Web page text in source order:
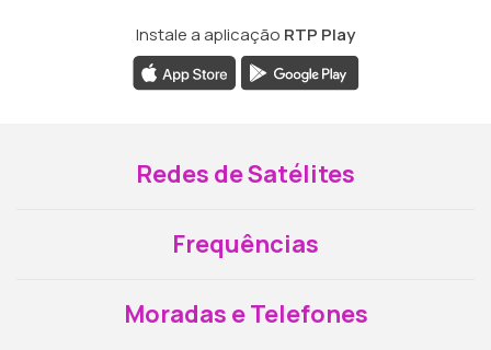
Instale a aplicação RTP Play
Redes de Satélites
Frequências
Moradas e Telefones